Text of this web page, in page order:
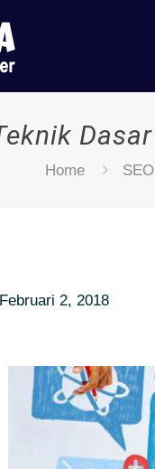
Home SEO
Februari 2, 2018